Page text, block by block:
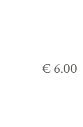
€ 6.00